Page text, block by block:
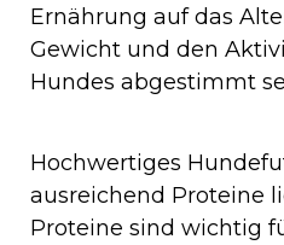
Ernährung auf das
Gewicht und den
Hundes abgestimmt
Hochwertiges
ausreichend Proteine
Proteine sind wichtig